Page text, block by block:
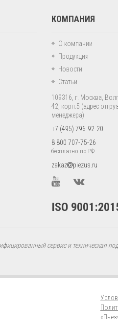
КОМПАНИЯ
О компании
Продукция
Новости
Статьи
109316, г. Москва,
42, корп.5 (адрес
менеджера)
+7 (495) 796-92-20
8 800 707-75-26
бесплатно по РФ
zakaz piezus.ru
ISO
сервис и техническая